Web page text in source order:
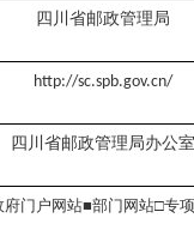
四川省邮政管理局
http://sc.spb.gov.cn/
四川省邮政管理局办公
府门户网站■部门网站□专